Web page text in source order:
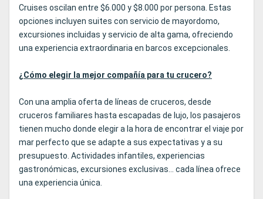
Cruises oscilan entre $6.000 y $8.000 por persona. Estas
opciones incluyen suites con servicio de mayordomo,
excursiones incluidas y servicio de alta gama, ofreciendo
una experiencia extraordinaria en barcos excepcionales.
¿Cómo elegir la mejor compañía para tu crucero?
Con una amplia oferta de líneas de cruceros, desde
cruceros familiares hasta escapadas de lujo, los pasajeros
tienen mucho donde elegir a la hora de encontrar el viaje por
mar perfecto que se adapte a sus expectativas y a su
presupuesto. Actividades infantiles, experiencias
gastronómicas, excursiones exclusivas... cada línea ofrece
una experiencia única.